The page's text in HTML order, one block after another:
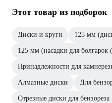
Этот товар из подборок
Диски и круги 125 мм
125 мм (насадки для
Принадлежности для
Алмазные диски Для
Отрезные диски для бензореза